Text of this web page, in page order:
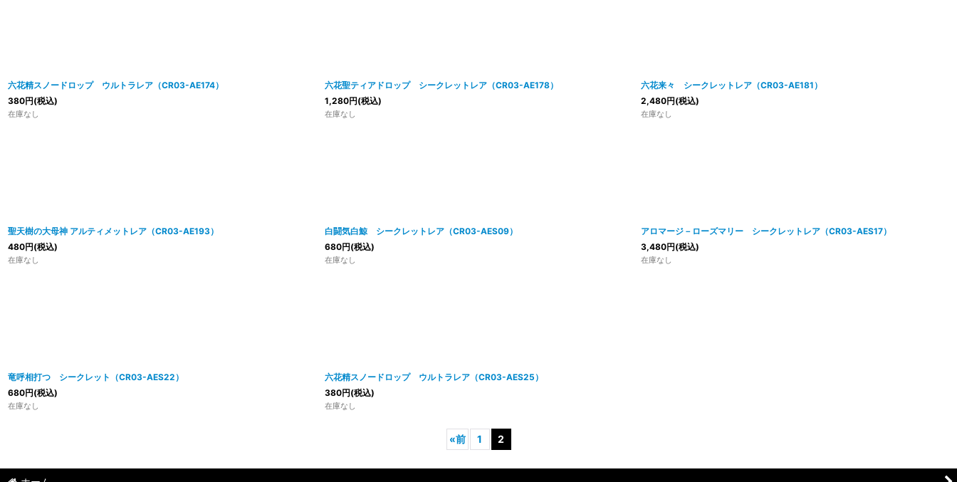
六花精スノードロップ ウルトラレア（CR03-AE174）
380円(税込)
在庫なし
六花聖ティアドロップ シークレットレア（CR03-AE178）
1,280円(税込)
在庫なし
六花来々 シークレットレア（CR03-AE181）
2,480円(税込)
在庫なし
聖天樹の大母神 アルティメットレア（CR03-AE193）
480円(税込)
在庫なし
白闘気白鯨 シークレットレア（CR03-AES09）
680円(税込)
在庫なし
アロマージ－ローズマリー シークレットレア（CR03-AES17）
3,480円(税込)
在庫なし
竜呼相打つ シークレット（CR03-AES22）
680円(税込)
在庫なし
六花精スノードロップ ウルトラレア（CR03-AES25）
380円(税込)
在庫なし
«前 1 2